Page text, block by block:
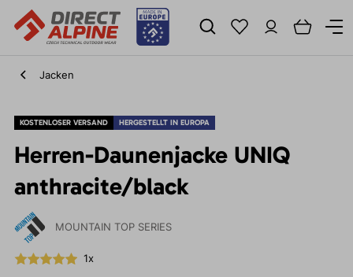
Jacken
KOSTENLOSER VERSAND HERGESTELLT IN EUROPA
Herren-Daunenjacke UNIQ
anthracite/black
MOUNTAIN TOP SERIES
1x